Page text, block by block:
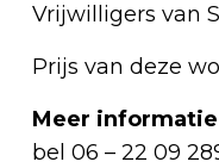
Vrijwilligers van
Prijs van deze
Meer
bel 06 – 22 09